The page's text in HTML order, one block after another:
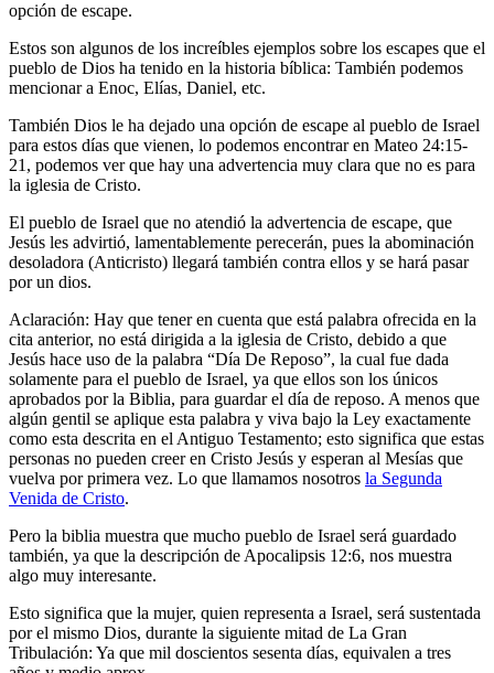
opción de escape.
Estos son algunos de los increíbles ejemplos sobre los escapes que el
pueblo de Dios ha tenido en la historia bíblica: También podemos
mencionar a Enoc, Elías, Daniel, etc.
También Dios le ha dejado una opción de escape al pueblo de Israel
para estos días que vienen, lo podemos encontrar en Mateo 24:15-
21, podemos ver que hay una advertencia muy clara que no es para
la iglesia de Cristo.
El pueblo de Israel que no atendió la advertencia de escape, que
Jesús les advirtió, lamentablemente perecerán, pues la abominación
desoladora (Anticristo) llegará también contra ellos y se hará pasar
por un dios.
Aclaración: Hay que tener en cuenta que está palabra ofrecida en la
cita anterior, no está dirigida a la iglesia de Cristo, debido a que
Jesús hace uso de la palabra “Día De Reposo”, la cual fue dada
solamente para el pueblo de Israel, ya que ellos son los únicos
aprobados por la Biblia, para guardar el día de reposo. A menos que
algún gentil se aplique esta palabra y viva bajo la Ley exactamente
como esta descrita en el Antiguo Testamento; esto significa que estas
personas no pueden creer en Cristo Jesús y esperan al Mesías que
vuelva por primera vez. Lo que llamamos nosotros la Segunda
Venida de Cristo.
Pero la biblia muestra que mucho pueblo de Israel será guardado
también, ya que la descripción de Apocalipsis 12:6, nos muestra
algo muy interesante.
Esto significa que la mujer, quien representa a Israel, será sustentada
por el mismo Dios, durante la siguiente mitad de La Gran
Tribulación: Ya que mil doscientos sesenta días, equivalen a tres